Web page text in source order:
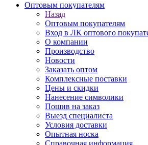
Оптовым покупателям
Назад
Оптовым покупателям
Вход в ЛК оптового
О компании
Производство
Новости
Заказать оптом
Комплексные поставки
Цены и скидки
Нанесение символики
Пошив на заказ
Выезд специалиста
Условия доставки
Опытная носка
Справочная информация